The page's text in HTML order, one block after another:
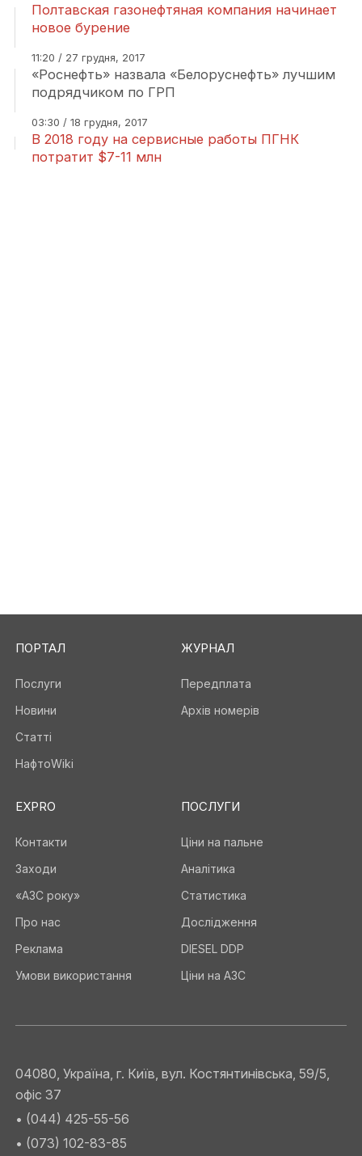
Полтавская газонефтяная компания начинает
новое бурение
11:20 / 27 грудня, 2017
«Роснефть» назвала «Белоруснефть» лучшим
подрядчиком по ГРП
03:30 / 18 грудня, 2017
В 2018 году на сервисные работы ПГНК
потратит $7-11 млн
ПОРТАЛ
Послуги
Новини
Статті
НафтоWiki
ЖУРНАЛ
Передплата
Архів номерів
EXPRO
Контакти
Заходи
«АЗС року»
Про нас
Реклама
Умови використання
ПОСЛУГИ
Ціни на пальне
Аналітика
Статистика
Дослідження
DIESEL DDP
Ціни на АЗС
04080, Україна, г. Київ, вул. Костянтинівська, 59/5,
офіс 37
• (044) 425-55-56
• (073) 102-83-85